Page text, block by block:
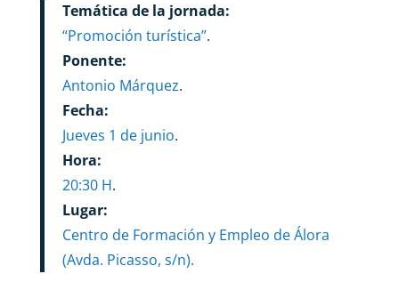
Temática de la jornada:
“Promoción turística”.
Ponente:
Antonio Márquez.
Fecha:
Jueves 1 de junio.
Hora:
20:30 H.
Lugar:
Centro de Formación y Empleo de Álora
(Avda. Picasso, s/n).